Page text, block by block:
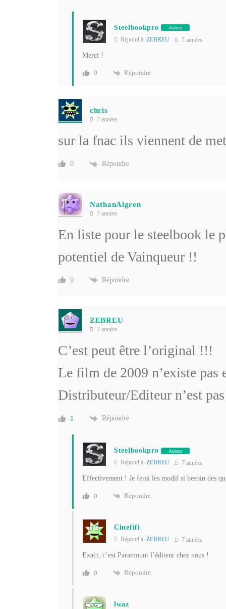
Steelbookpro Auteur
Répond à ZEBREU 7 années
Merci !
0 Répondre
chris
7 années
sur la fnac ils viennent de
0 Répondre
NathanAlgren
7 années
En liste pour le steelbook le
potentiel de Vainqueur !!
0 Répondre
ZEBREU
7 années
C’est peut être l’original !!!
Le film de 2009 n’existe
Distributeur/Editeur n’est
1 Répondre
Steelbookpro Auteur
Répond à ZEBREU 7 années
Effectivement ! Je ferai les modif si besoin des
0 Répondre
Cinefifi
Répond à ZEBREU 7 années
Exact, c’est Paramount l’éditeur chez nous !
0 Répondre
lwaz